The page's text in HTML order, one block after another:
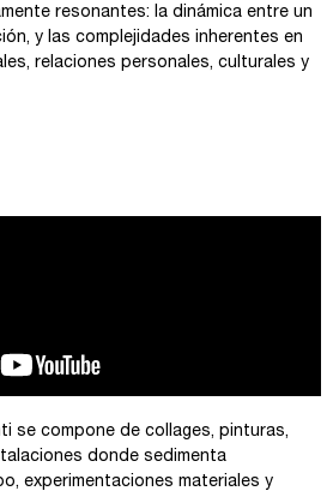
resonantes: la dinámica entre un
y las complejidades inherentes en
relaciones personales, culturales y
se compone de collages, pinturas,
donde sedimenta
experimentaciones materiales y